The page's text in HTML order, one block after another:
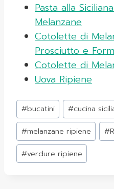
Pasta alla
Melanzane
Cotolette di
Prosciutto e
Cotolette di
Uova Ripiene
Tag
articolo:
#bucatini #cucina
#melanzane ripiene #
#verdure ripiene